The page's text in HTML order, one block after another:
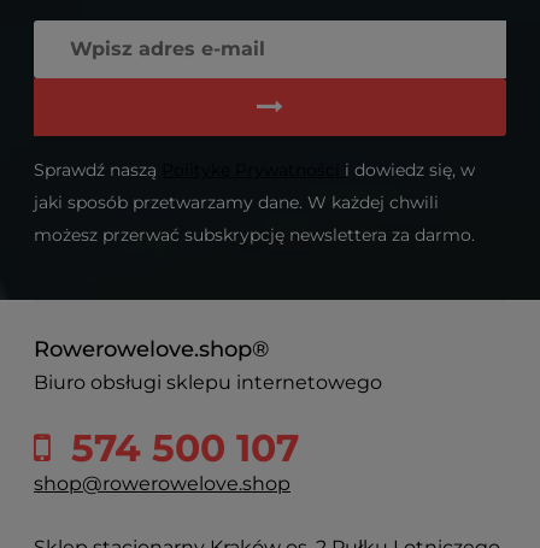
Sprawdź naszą
i dowiedz się, w
jaki sposób przetwarzamy dane. W każdej chwili
możesz przerwać subskrypcję newslettera za darmo.
Rowerowelove.shop®
Biuro obsługi sklepu internetowego
574 500 107
shop@rowerowelove.shop